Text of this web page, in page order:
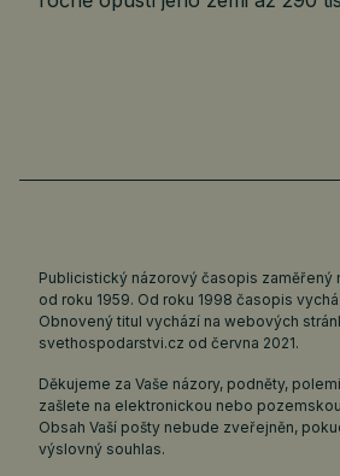
Publicistický názorový časopis zaměřený
od roku 1959. Od roku 1998 časopis
Obnovený titul vychází na webových
svethospodarstvi.cz od června 2021.
Děkujeme za Vaše názory, podněty,
zašlete na elektronickou nebo
Obsah Vaší pošty nebude zveřejněn,
výslovný souhlas.